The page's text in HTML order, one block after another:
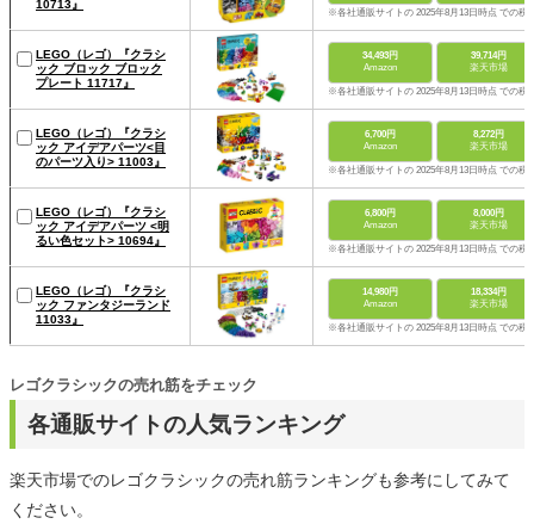
10713』
※各社通販サイトの 2025年8月13日時点 での税
LEGO（レゴ）『クラシ
ック ブロック ブロック
プレート 11717』
34,493円
Amazon
39,714円
楽天市場
※各社通販サイトの 2025年8月13日時点 での税
LEGO（レゴ）『クラシ
ック アイデアパーツ<目
のパーツ入り> 11003』
6,700円
Amazon
8,272円
楽天市場
※各社通販サイトの 2025年8月13日時点 での税
LEGO（レゴ）『クラシ
ック アイデアパーツ <明
るい色セット> 10694』
6,800円
Amazon
8,000円
楽天市場
※各社通販サイトの 2025年8月13日時点 での税
LEGO（レゴ）『クラシ
ック ファンタジーランド
11033』
14,980円
Amazon
18,334円
楽天市場
※各社通販サイトの 2025年8月13日時点 での税
各通販サイトの人気ランキング
レゴクラシックの売れ筋をチェック
楽天市場でのレゴクラシックの売れ筋ランキングも参考にしてみて
ください。